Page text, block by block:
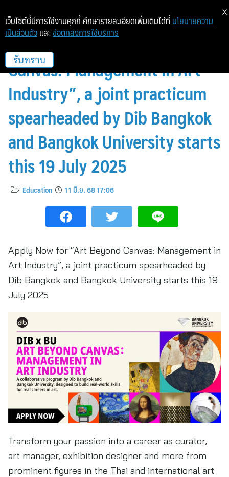
Apply Now for “Art Beyond
Canvas: Management in Art
Industry”, a joint practicum
spearheaded by Dib Bangkok
and Bangkok University starts
this 19 July 2025
Education 11 มิ.ย. 68 17:06
Apply Now for “Art Beyond Canvas: Management in
Art Industry”, a joint practicum spearheaded by
Dib Bangkok and Bangkok University starts this 19
July 2025
Transform your passion into a career as curator,
art manager, exhibition designer and more from
prominent figures in the Thai and international art
เว็บไซต์นี้มีการใช้งานคุกกี้ ศึกษารายละเอียดเพิ่มเติมได้ที่ นโยบายความ
เป็นส่วนตัว และ ข้อตกลงการใช้บริการ
รับทราบ
X